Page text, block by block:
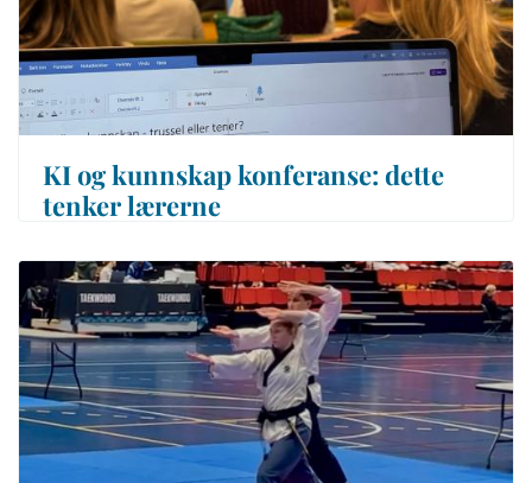
KI og kunnskap konferanse: dette
tenker lærerne